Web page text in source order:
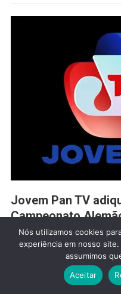
Jovem Pan TV
Campeonato
divisão
2 De Agosto De 2026
Leave A Comment
Nós utilizamos cookies
experiência em nosso
assumimos
Aceitar